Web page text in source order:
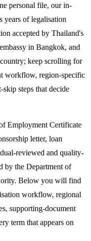
personal file, our in-
years of legalisation
accepted by Thailand's
in Bangkok, and
keep scrolling for
workflow, region-specific
steps that decide
Employment Certificate
letter, loan
reviewed and quality-
by the Department of
Below you will find
workflow, regional
supporting-document
term that appears on